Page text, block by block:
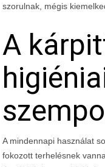
szorulnak, mégis
A
A mindennapi használat
fokozott terhelésnek